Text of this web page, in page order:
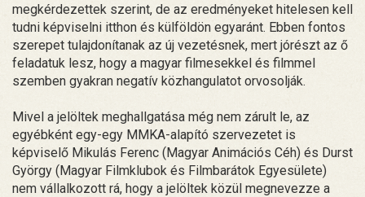
megkérdezettek szerint, de az eredményeket hitelesen kell
tudni képviselni itthon és külföldön egyaránt. Ebben fontos
szerepet tulajdonítanak az új vezetésnek, mert jórészt az ő
feladatuk lesz, hogy a magyar filmesekkel és filmmel
szemben gyakran negatív közhangulatot orvosolják.
Mivel a jelöltek meghallgatása még nem zárult le, az
egyébként egy-egy MMKA-alapító szervezetet is
képviselő Mikulás Ferenc (Magyar Animációs Céh) és Durst
György (Magyar Filmklubok és Filmbarátok Egyesülete)
nem vállalkozott rá, hogy a jelöltek közül megnevezze a